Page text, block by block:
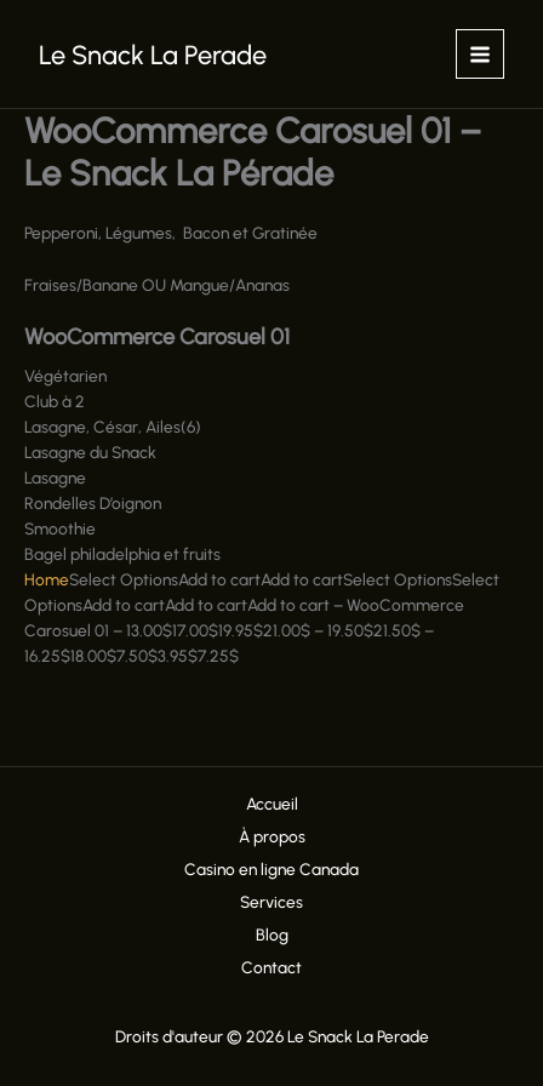
contenuLe Snack La Perade
WooCommerce Carosuel 01 –
Le Snack La Pérade
Pepperoni, Légumes, Bacon et Gratinée
Fraises/Banane OU Mangue/Ananas
WooCommerce Carosuel 01
Végétarien
Club à 2
Lasagne, César, Ailes(6)
Lasagne du Snack
Lasagne
Rondelles D’oignon
Smoothie
Bagel philadelphia et fruits
HomeSelect OptionsAdd to cartAdd to cartSelect OptionsSelect
OptionsAdd to cartAdd to cartAdd to cart –WooCommerce
Carosuel 01 –13.00$17.00$19.95$21.00$ –19.50$21.50$ –
16.25$18.00$7.50$3.95$7.25$
Accueil
À propos
Casino en ligne Canada
Services
Blog
Contact
Droits d'auteur © 2026 Le Snack La Perade